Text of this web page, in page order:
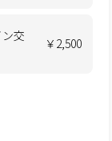
交
￥2,500